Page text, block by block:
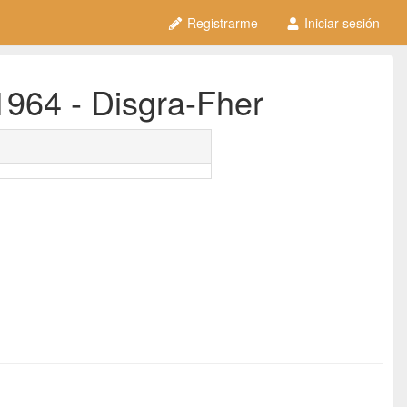
Registrarme Iniciar sesión
- Disgra-Fher